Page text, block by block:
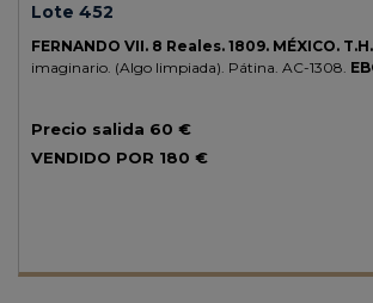
Lote 452
FERNANDO VII. 8 Reales. 1809. MÉXICO. T.H.
imaginario. (Algo limpiada). Pátina. AC-1308.
Precio salida 60 €
VENDIDO POR 180 €